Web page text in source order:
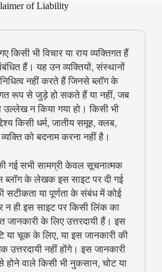
of Liability
किसी भी विचार या राय व्यक्तिगत हैं
हैं। यह उन व्यक्तियों, संस्थानों
नहीं करते हैं जिनसे ब्लॉग के
रूप से जुड़े हो सकते हैं या नहीं, जब
न किया गया हो। किसी भी
किसी धर्म, जातीय समूह, क्लब,
को बदनाम करना नहीं है।
गई सभी सामग्री केवल सूचनात्मक
ब्लॉग के लेखक इस साइट पर दी गई
सटीकता या पूर्णता के संबंध में कोई
न ही इस साइट पर किसी लिंक का
के लिए उत्तरदायी हैं। इस
या चूक के लिए, या इस जानकारी की
नहीं होंगे। इस जानकारी
होने वाले किसी भी नुकसान, चोट या